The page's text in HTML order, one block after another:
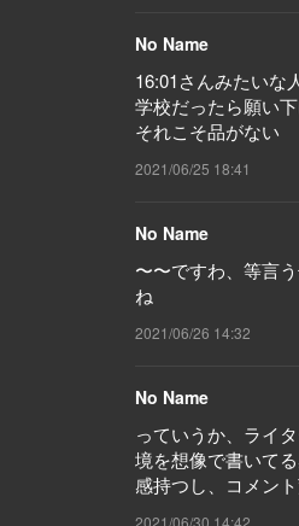
No Name
16:01さんみたいな
学校だったら願い
それこそ品がない
2021/06/25 18:41
No Name
〜〜ですわ、等言
ね
2021/06/26 14:32
No Name
っていうか、ライ
境を想像で書いて
感持つし、コメン